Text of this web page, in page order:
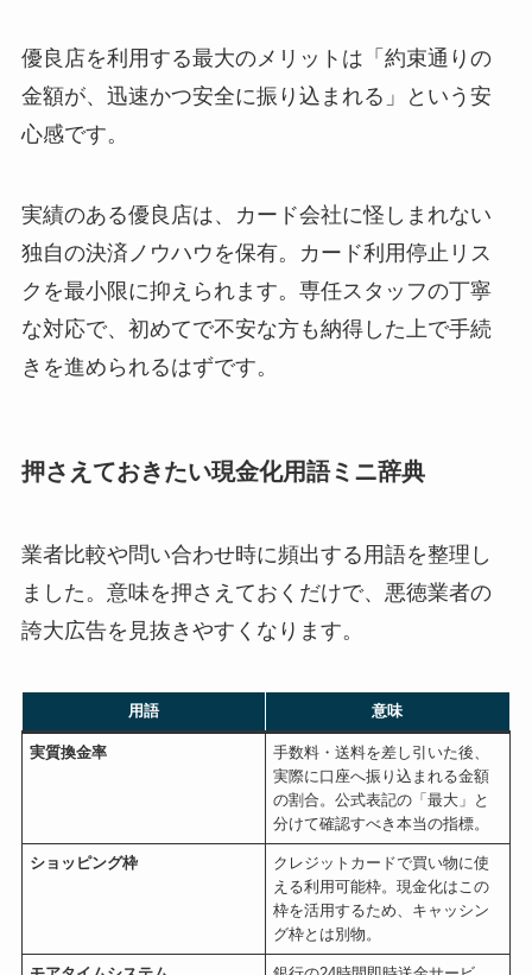
優良店を利用する最大のメリットは「約束通りの
金額が、迅速かつ安全に振り込まれる」という安
心感です。
実績のある優良店は、カード会社に怪しまれない
独自の決済ノウハウを保有。カード利用停止リス
クを最小限に抑えられます。専任スタッフの丁寧
な対応で、初めてで不安な方も納得した上で手続
きを進められるはずです。
押さえておきたい現金化用語ミニ辞典
業者比較や問い合わせ時に頻出する用語を整理し
ました。意味を押さえておくだけで、悪徳業者の
誇大広告を見抜きやすくなります。
用語 意味
実質換金率
手数料・送料を差し引いた後、
実際に口座へ振り込まれる金額
の割合。公式表記の「最大」と
分けて確認すべき本当の指標。
ショッピング枠
クレジットカードで買い物に使
える利用可能枠。現金化はこの
枠を活用するため、キャッシン
グ枠とは別物。